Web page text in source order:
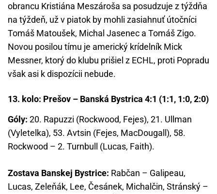
obrancu Kristiána Meszároša sa posudzuje z týždňa
na týždeň, už v piatok by mohli zasiahnuť útočníci
Tomáš Matoušek, Michal Jasenec a Tomáš Zigo.
Novou posilou tímu je americký krídelník Mick
Messner, ktorý do klubu prišiel z ECHL, proti Popradu
však asi k dispozícii nebude.
13. kolo: Prešov – Banská Bystrica 4:1 (1:1, 1:0, 2:0)
Góly: 20. Rapuzzi (Rockwood, Fejes), 21. Ullman
(Vyletelka), 53. Avtsin (Fejes, MacDougall), 58.
Rockwood – 2. Turnbull (Lucas, Faith).
Zostava Banskej Bystrice: Rabčan – Galipeau,
Lucas, Zeleňák, Lee, Česánek, Michalčin, Stránský –